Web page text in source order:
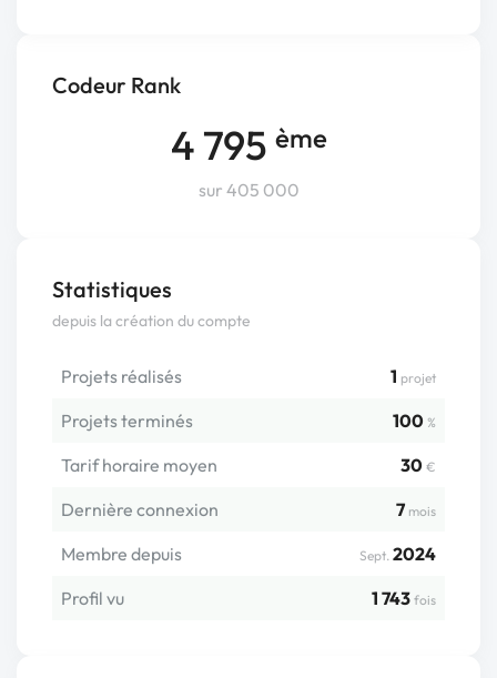
Codeur Rank
4 795 ème
sur 405 000
Statistiques
depuis la création du compte
Projets réalisés 1 projet
Projets terminés 100 %
Tarif horaire moyen 30 €
Dernière connexion 7 mois
Membre depuis Sept. 2024
Profil vu
1 743 fois